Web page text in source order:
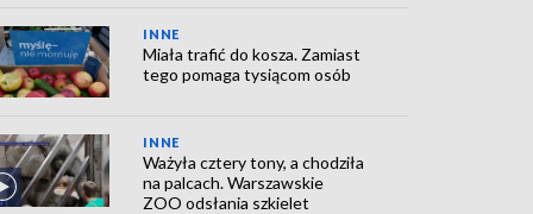
INNE
Miała trafić do kosza. Zamiast
tego pomaga tysiącom osób
INNE
Ważyła cztery tony, a chodziła
na palcach. Warszawskie
ZOO odsłania szkielet